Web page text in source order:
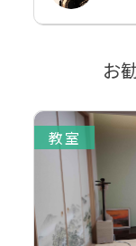
お
教室